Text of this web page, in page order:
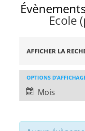
Ecole
et
navigation
de
vues
AFFICHER LA
Navigation
de
vues
OPTIONS
Mois